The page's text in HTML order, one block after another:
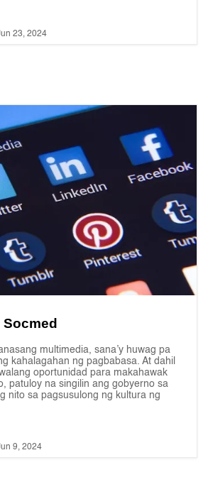
23, 2024
multimedia, sana’y huwag pa
kahalagahan ng pagbabasa. At dahil
oportunidad para makahawak
patuloy na singilin ang gobyerno sa
nito sa pagsusulong ng kultura ng
9, 2024